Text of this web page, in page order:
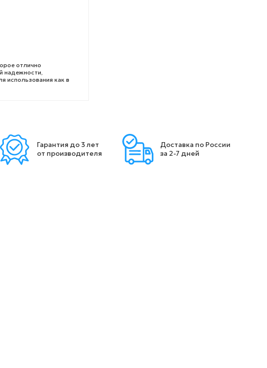
отлично
надежности,
использования как в
Гарантия до 3 лет
от производителя
Доставка по России
за 2-7 дней